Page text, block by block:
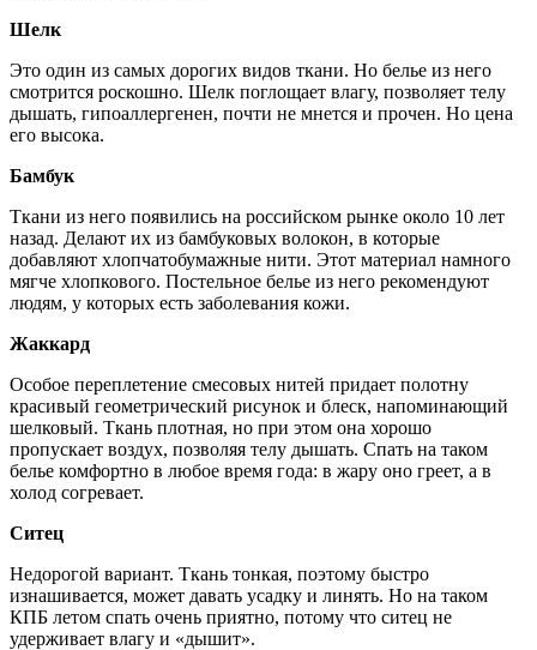
Шелк
Это один из самых дорогих видов ткани. Но белье из него
смотрится роскошно. Шелк поглощает влагу, позволяет телу
дышать, гипоаллергенен, почти не мнется и прочен. Но цена
его высока.
Бамбук
Ткани из него появились на российском рынке около 10 лет
назад. Делают их из бамбуковых волокон, в которые
добавляют хлопчатобумажные нити. Этот материал намного
мягче хлопкового. Постельное белье из него рекомендуют
людям, у которых есть заболевания кожи.
Жаккард
Особое переплетение смесовых нитей придает полотну
красивый геометрический рисунок и блеск, напоминающий
шелковый. Ткань плотная, но при этом она хорошо
пропускает воздух, позволяя телу дышать. Спать на таком
белье комфортно в любое время года: в жару оно греет, а в
холод согревает.
Ситец
Недорогой вариант. Ткань тонкая, поэтому быстро
изнашивается, может давать усадку и линять. Но на таком
КПБ летом спать очень приятно, потому что ситец не
удерживает влагу и «дышит».